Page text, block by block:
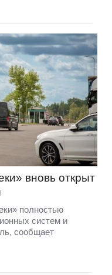
вновь открыт
полностью
систем и
сообщает